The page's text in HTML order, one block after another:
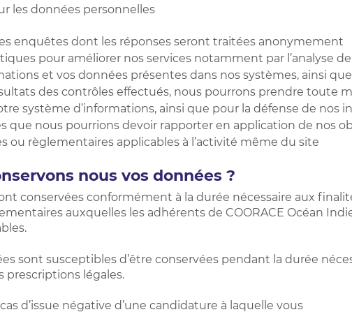
les données personnelles
enquêtes dont les réponses seront traitées anonymement
pour améliorer nos services notamment par l’analyse
et vos données présentes dans nos systèmes, ainsi
des contrôles effectués, nous pourrons prendre toute
système d’informations, ainsi que pour la défense de nos
que nous pourrions devoir rapporter en application de nos
ou règlementaires applicables à l’activité même du site
nous vos données ?
conservées conformément à la durée nécessaire aux
auxquelles les adhérents de COORACE Océan
sont susceptibles d’être conservées pendant la durée
prescriptions légales.
d’issue négative d’une candidature à laquelle vous